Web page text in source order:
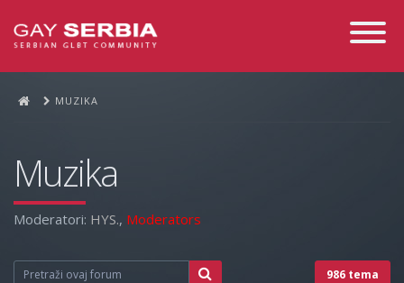
Toggle
MUZIKA
Muzika
Moderatori: HYS., Moderators
986 tema